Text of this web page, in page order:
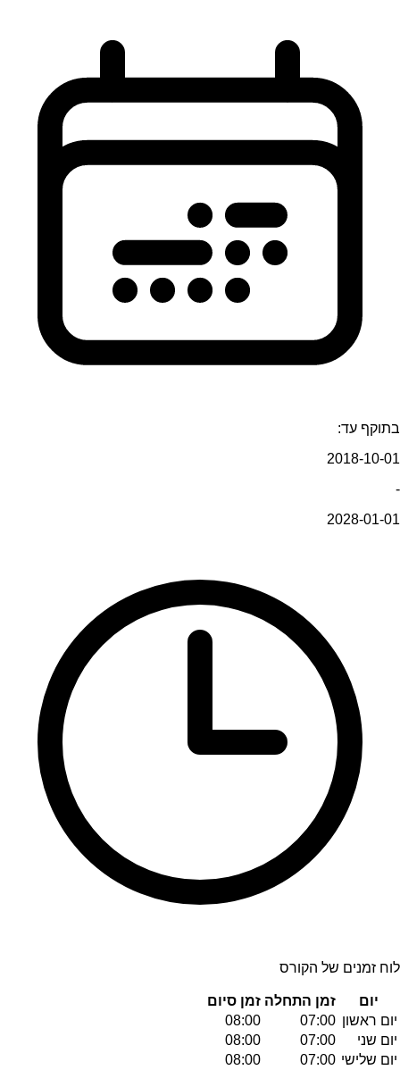
בתוקף עד:
2018-10-01
-
2028-01-01
לוח זמנים של הקורס
יום זמן התחלה זמן סיום
יום ראשון 07:00
08:00
יום שני
07:00
08:00
יום שלישי 07:00
08:00